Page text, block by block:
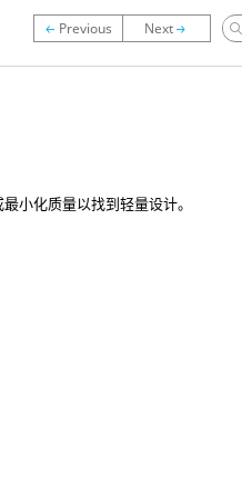
小化质量以找到轻量设计。